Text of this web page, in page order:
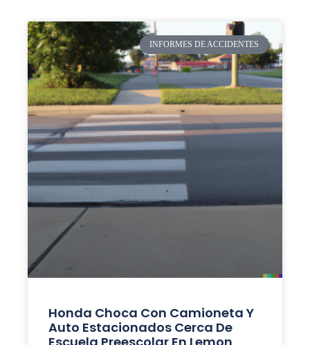
INFORMES DE ACCIDENTES
Honda Choca Con Camioneta Y
Auto Estacionados Cerca De